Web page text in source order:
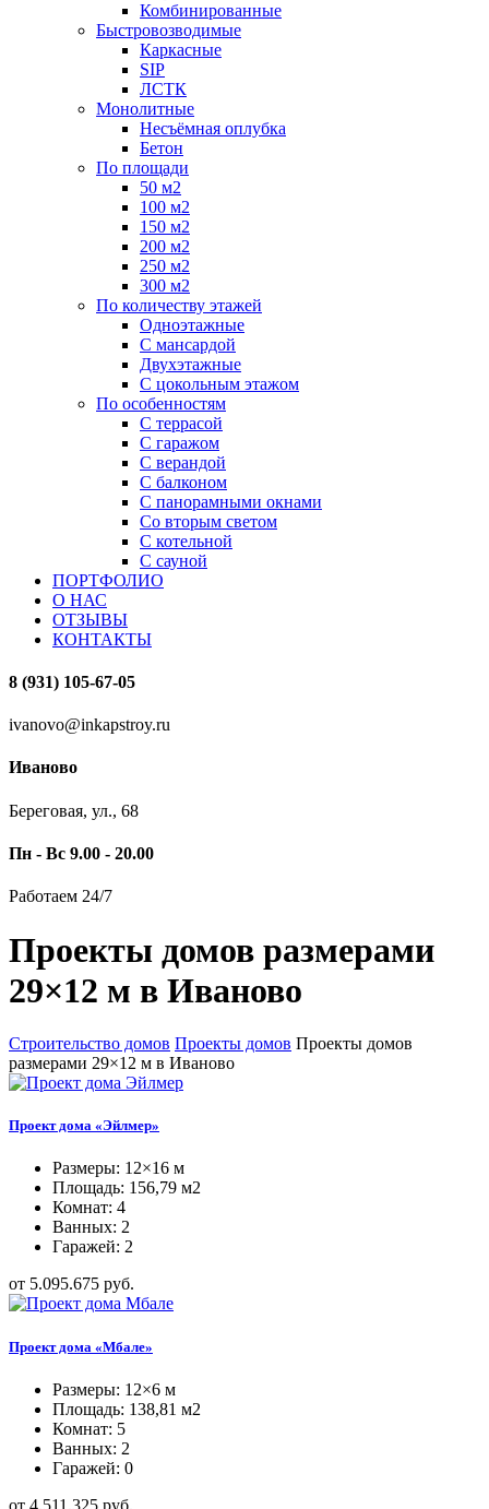
Комбинированные
Быстровозводимые
Каркасные
SIP
ЛСТК
Монолитные
Несъёмная оплубка
Бетон
По площади
50 м2
100 м2
150 м2
200 м2
250 м2
300 м2
По количеству этажей
Одноэтажные
С мансардой
Двухэтажные
С цокольным этажом
По особенностям
С террасой
С гаражом
С верандой
С балконом
С панорамными окнами
Со вторым светом
С котельной
С сауной
ПОРТФОЛИО
О НАС
ОТЗЫВЫ
КОНТАКТЫ
8 (931) 105-67-05
ivanovo@inkapstroy.ru
Иваново
Береговая, ул., 68
Пн - Вс 9.00 - 20.00
Работаем 24/7
Проекты домов размерами
29×12 м в Иваново
Строительство домов Проекты домов Проекты домов
размерами 29×12 м в Иваново
Проект дома «Эйлмер»
Размеры: 12×16 м
Площадь: 156,79 м2
Комнат: 4
Ванных: 2
Гаражей: 2
от 5.095.675 руб.
Проект дома «Мбале»
Размеры: 12×6 м
Площадь: 138,81 м2
Комнат: 5
Ванных: 2
Гаражей: 0
от 4.511.325 руб.